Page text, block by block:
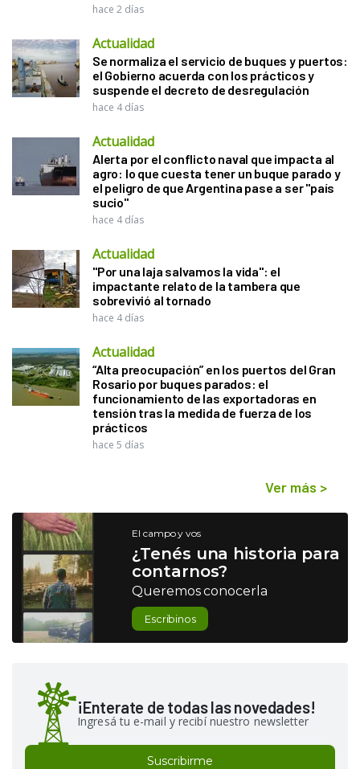
hace 2 días
Actualidad
Se normaliza el servicio de buques y puertos:
el Gobierno acuerda con los prácticos y
suspende el decreto de desregulación
hace 4 días
Actualidad
Alerta por el conflicto naval que impacta al
agro: lo que cuesta tener un buque parado y
el peligro de que Argentina pase a ser "país
sucio"
hace 4 días
Actualidad
"Por una laja salvamos la vida": el
impactante relato de la tambera que
sobrevivió al tornado
hace 4 días
Actualidad
“Alta preocupación” en los puertos del Gran
Rosario por buques parados: el
funcionamiento de las exportadoras en
tensión tras la medida de fuerza de los
prácticos
hace 5 días
Ver más >
El campo y vos
¿Tenés una historia para
contarnos?
Queremos conocerla
Escribinos
¡Enterate de todas las novedades!
Ingresá tu e-mail y recibí nuestro newsletter
Suscribirme